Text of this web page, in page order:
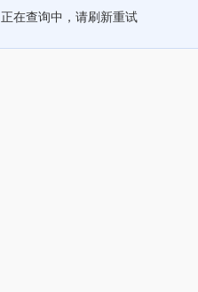
正在查询中，请刷新重试